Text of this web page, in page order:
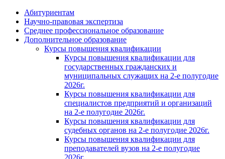
Абитуриентам
Научно-правовая экспертиза
Cреднее профессиональное образование
Дополнительное образование
Курсы повышения квалификации
Курсы повышения квалификации для
государственных гражданских и
муниципальных служащих на 2-е полугодие
2026г.
Курсы повышения квалификации для
специалистов предприятий и организаций
на 2-е полугодие 2026г.
Курсы повышения квалификации для
судебных органов на 2-е полугодие 2026г.
Курсы повышения квалификации для
преподавателей вузов на 2-е полугодие
2026г.